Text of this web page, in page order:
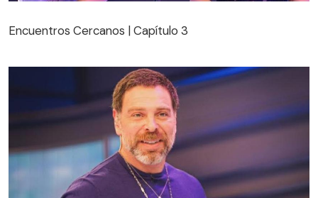
Encuentros Cercanos | Capítulo 3